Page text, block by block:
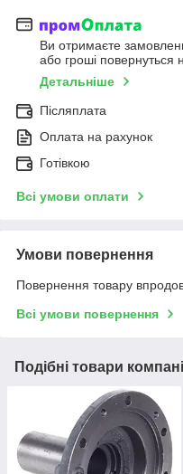
Ви отримаєте
або гроші повернуться
Детальніше
Післяплата
Оплата на рахунок
Готівкою
Всі умови оплати
Умови повернення
Повернення товару
Всі умови повернення
Подібні товари